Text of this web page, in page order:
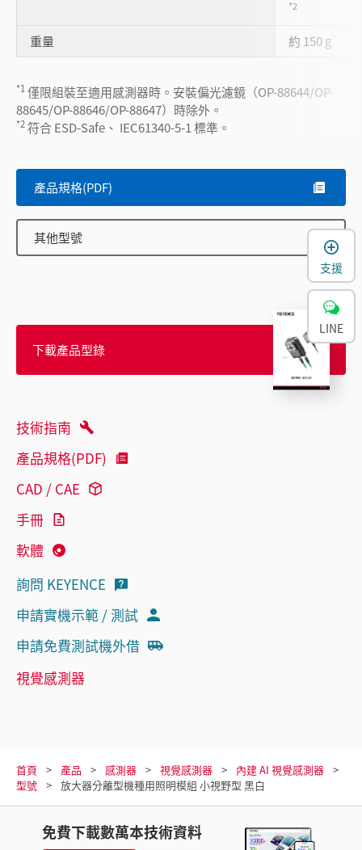
*2
重量 約 150 g
*1 僅限組裝至適用感測器時。安裝偏光濾鏡（OP-88644/OP-
88645/OP-88646/OP-88647）時除外。
*2符合 ESD-Safe、 IEC61340-5-1 標準。
產品規格(PDF)
其他型號
下載產品型錄
技術指南
產品規格(PDF)
CAD / CAE
手冊
軟體
詢問 KEYENCE
申請實機示範 / 測試
申請免費測試機外借
視覺感測器
首頁 產品 感測器 視覺感測器
內建 AI 視覺感測器
型號
放大器分離型機種用照明模組 小視野型 黑白
免費下載數萬本技術資料
支援
LINE